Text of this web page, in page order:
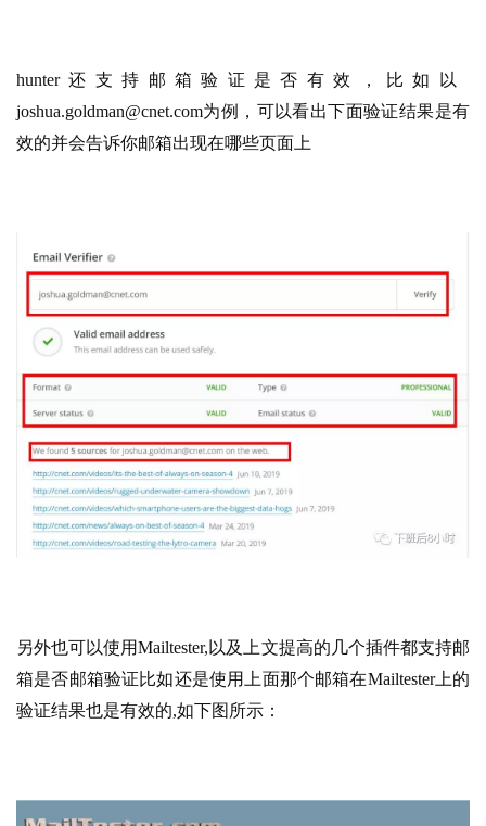
hunter还支持邮箱验证是否有效，比如以
joshua.goldman@cnet.com为例，可以看出下面验证结果是有
效的并会告诉你邮箱出现在哪些页面上
另外也可以使用Mailtester,以及上文提高的几个插件都支持邮
箱是否邮箱验证比如还是使用上面那个邮箱在Mailtester上的
验证结果也是有效的,如下图所示：